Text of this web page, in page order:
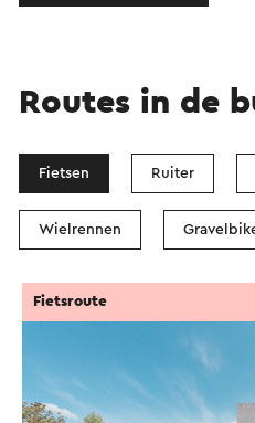
Routes in de
Fietsen Ruiter
Wielrennen
Fietsroute